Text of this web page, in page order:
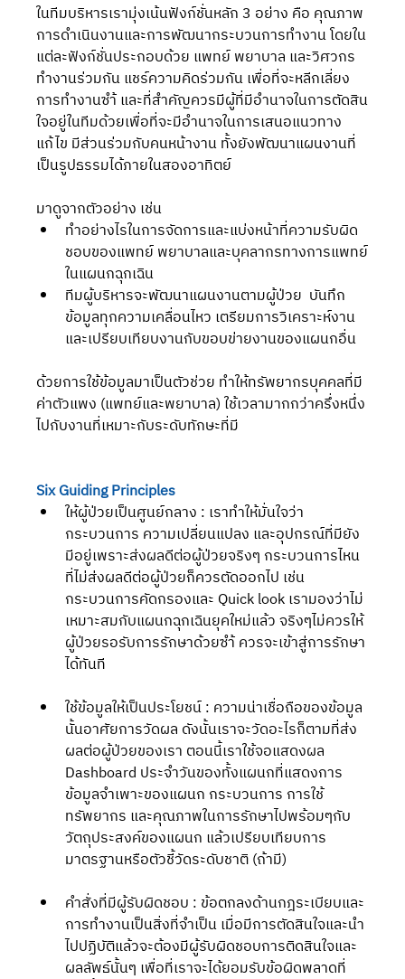
ในทีมบริหารเรามุ่งเน้นฟังก์ชั่นหลัก 3 อย่าง คือ คุณภาพ
การดำเนินงานและการพัฒนากระบวนการทำงาน โดยใน
แต่ละฟังก์ชั่นประกอบด้วย แพทย์ พยาบาล และวิศวกร
ทำงานร่วมกัน แชร์ความคิดร่วมกัน เพื่อที่จะหลีกเลี่ยง
การทำงานซำ้ และที่สำคัญควรมีผู้ที่มีอำนาจในการตัดสิน
ใจอยู่ในทีมด้วยเพื่อที่จะมีอำนาจในการเสนอแนวทาง
แก้ไข มีส่วนร่วมกับคนหน้างาน ทั้งยังพัฒนาแผนงานที่
เป็นรูปธรรมได้ภายในสองอาทิตย์
มาดูจากตัวอย่าง เช่น
ทำอย่างไรในการจัดการและแบ่งหน้าที่ความรับผิด
ชอบของแพทย์ พยาบาลและบุคลากรทางการแพทย์
ในแผนกฉุกเฉิน
ทีมผู้บริหารจะพัฒนาแผนงานตามผู้ป่วย  บันทึก
ข้อมูลทุกความเคลื่อนไหว เตรียมการวิเคราะห์งาน
และเปรียบเทียบงานกับขอบข่ายงานของแผนกอื่น
ด้วยการใช้ข้อมูลมาเป็นตัวช่วย ทำให้ทรัพยากรบุคคลที่มี
ค่าตัวแพง (แพทย์และพยาบาล) ใช้เวลามากกว่าครึ่งหนึ่ง
ไปกับงานที่เหมาะกับระดับทักษะที่มี
Six Guiding Principles
ให้ผู้ป่วยเป็นศูนย์กลาง : เราทำให้มั่นใจว่า
กระบวนการ ความเปลี่ยนแปลง และอุปกรณ์ที่มียัง
มีอยู่เพราะส่งผลดีต่อผู้ป่วยจริงๆ กระบวนการไหน
ที่ไม่ส่งผลดีต่อผู้ป่วยก็ควรตัดออกไป เช่น
กระบวนการคัดกรองและ Quick look เรามองว่าไม่
เหมาะสมกับแผนกฉุกเฉินยุคใหม่แล้ว จริงๆไม่ควรให้
ผู้ป่วยรอรับการรักษาด้วยซำ้ ควรจะเข้าสู่การรักษา
ได้ทันที
ใช้ข้อมูลให้เป็นประโยชน์ : ความน่าเชื่อถือของข้อมูล
นั้นอาศัยการวัดผล ดังนั้นเราจะวัดอะไรก็ตามที่ส่ง
ผลต่อผู้ป่วยของเรา ตอนนี้เราใช้จอแสดงผล
Dashboard ประจำวันของทั้งแผนกที่แสดงการ
ข้อมูลจำเพาะของแผนก กระบวนการ การใช้
ทรัพยากร และคุณภาพในการรักษาไปพร้อมๆกับ
วัตถุประสงค์ของแผนก แล้วเปรียบเทียบการ
มาตรฐานหรือตัวชี้วัดระดับชาติ (ถ้ามี)
คำสั่งที่มีผู้รับผิดชอบ : ข้อตกลงด้านกฎระเบียบและ
การทำงานเป็นสิ่งที่จำเป็น เมื่อมีการตัดสินใจและนำ
ไปปฏิบัติแล้วจะต้องมีผู้รับผิดชอบการติดสินใจและ
ผลลัพธ์นั้นๆ เพื่อที่เราจะได้ยอมรับข้อผิดพลาดที่